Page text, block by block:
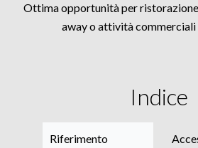
Ottima opportunità per
away o attività
Indice
Riferimento